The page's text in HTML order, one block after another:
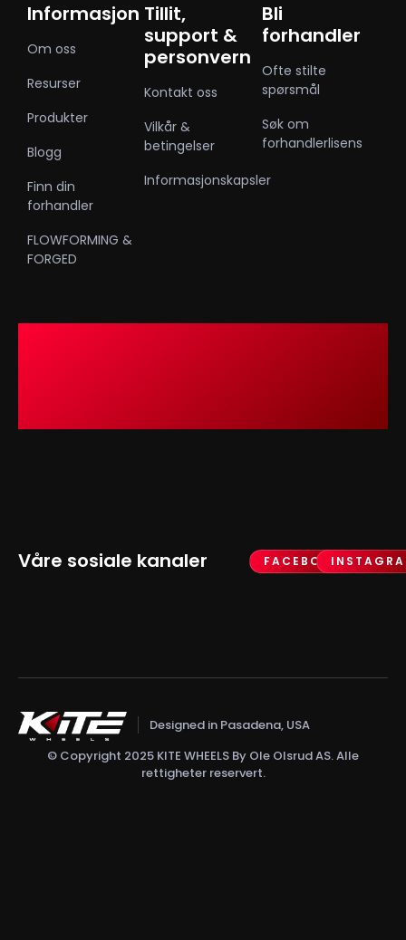
Informasjon
Om oss
Resurser
Produkter
Blogg
Finn din
forhandler
FLOWFORMING &
FORGED
Tillit,
support &
personvern
Kontakt oss
Vilkår &
betingelser
Informasjonskapsler
Bli
forhandler
Ofte stilte
spørsmål
Søk om
forhandlerlisens
Våre sosiale kanaler FACEBOOK
Designed in Pasadena, USA
© Copyright 2025 KITE WHEELS By Ole Olsrud AS. Alle
rettigheter reservert.